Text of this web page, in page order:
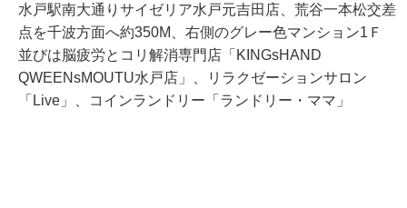
水戸駅南大通りサイゼリア水戸元吉田店、荒谷一本松交差
点を千波方面へ約350M、右側のグレー色マンション1Ｆ
並びは脳疲労とコリ解消専門店「KINGsHAND
QWEENsMOUTU水戸店」、リラクゼーションサロン
「Live」、コインランドリー「ランドリー・ママ」